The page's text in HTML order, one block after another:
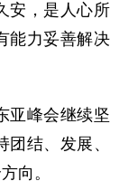
安，是人心所
能力妥善解决
峰会继续坚
结、发展、
向。